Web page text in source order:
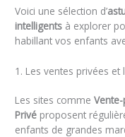
Voici une sélection d’
intelligents à explorer
habillant vos enfants
1. Les ventes privées et
Les sites comme
Privé proposent
enfants de grandes